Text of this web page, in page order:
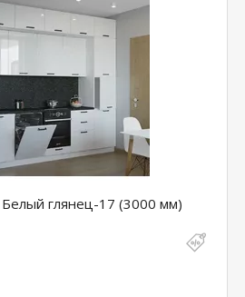
глянец-17 (3000 мм)